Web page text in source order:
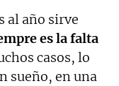
al año sirve
es la falta
casos, lo
sueño, en una